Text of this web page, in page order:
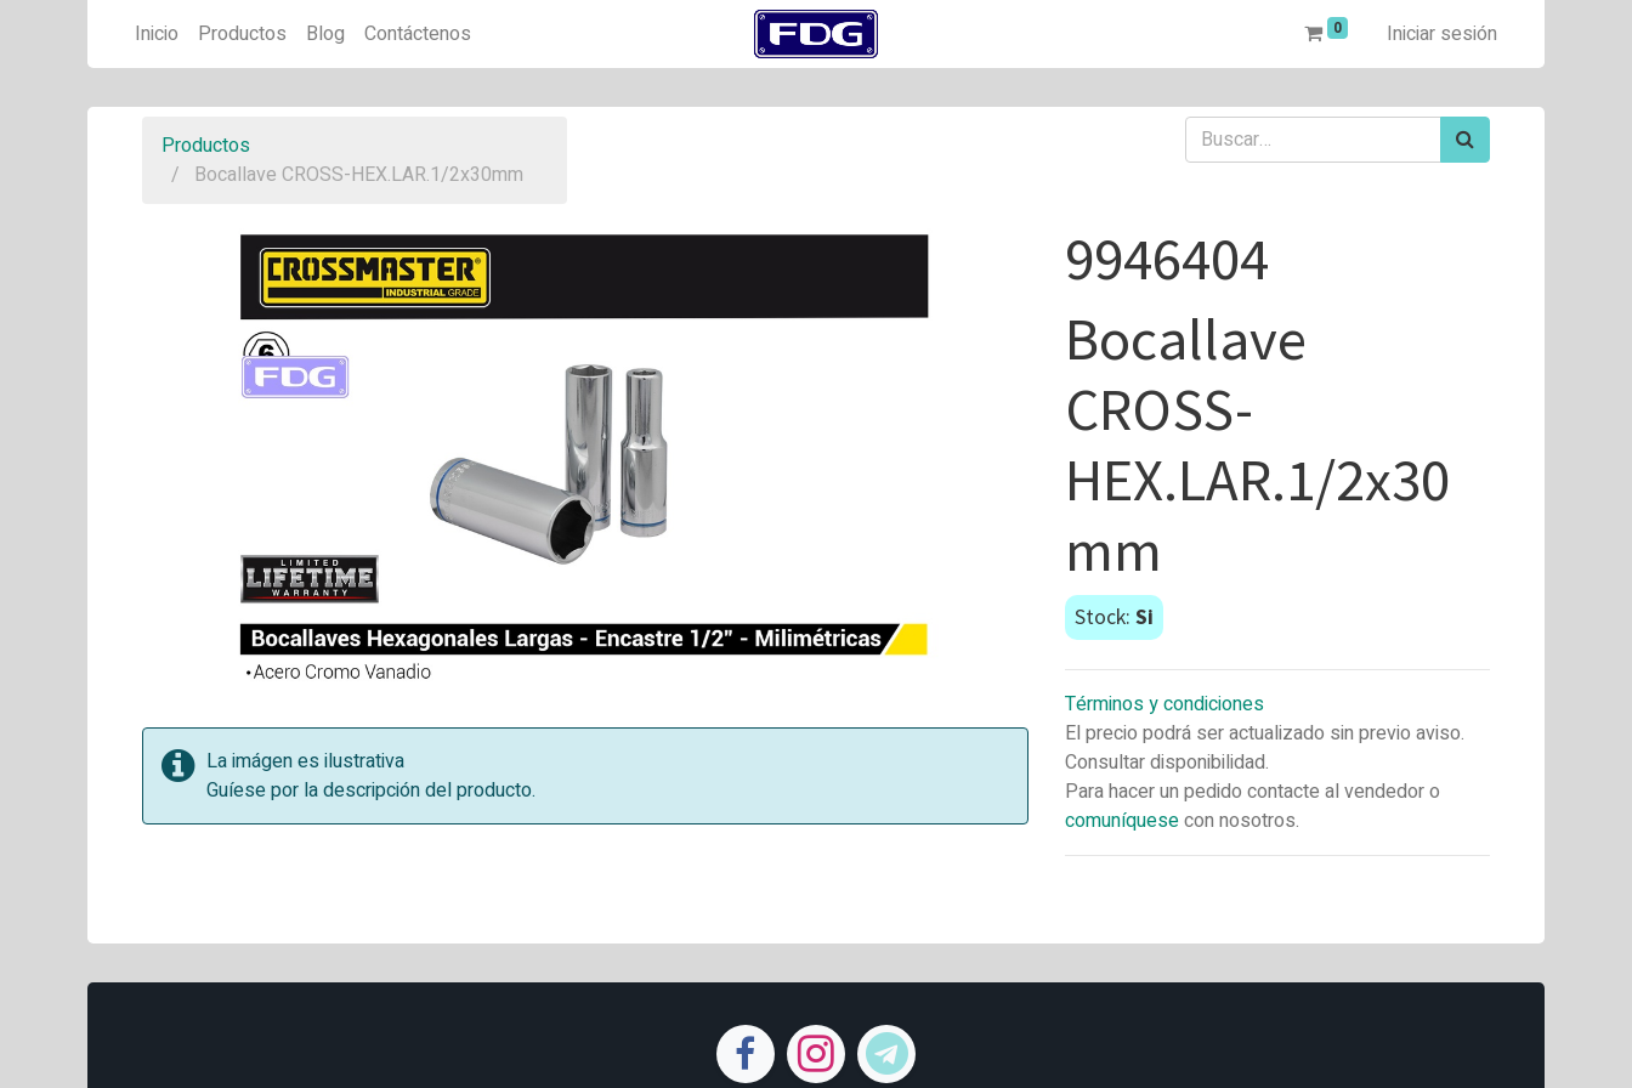
Inicio Productos Blog Contáctenos 0 Iniciar sesión
Productos
Bocallave CROSS-HEX.LAR.1/2x30mm
La imágen es ilustrativa
Guíese por la descripción del producto.
9946404
Bocallave
CROSS-
HEX.LAR.1/2x30
mm
Stock: Si
Términos y condiciones
El precio podrá ser actualizado sin previo aviso.
Consultar disponibilidad.
Para hacer un pedido contacte al vendedor o
comuníquesecon nosotros.